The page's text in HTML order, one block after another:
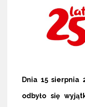
Dnia 15 sierpnia
odbyło się